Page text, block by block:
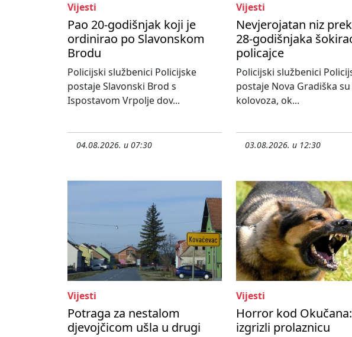
Vijesti
Pao 20-godišnjak koji je
ordinirao po Slavonskom
Brodu
Policijski službenici Policijske
postaje Slavonski Brod s
Ispostavom Vrpolje dov...
04.08.2026. u 07:30
Vijesti
Nevjerojatan niz
28-godišnjaka
policajce
Policijski službenici
postaje Nova Gradiška su
kolovoza, ok...
03.08.2026. u 12:30
Vijesti
Potraga za nestalom
djevojčicom ušla u drugi
Vijesti
Horror kod
izgrizli prolaznicu